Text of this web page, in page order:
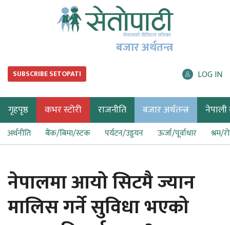
बजार अर्थतन्त्र
SUBSCRIBE SETOPATI LOG IN
गृहपृष्ठ कभर स्टोरी राजनीति बजार अर्थतन्त्र नेपाली
अर्थनीति बैंक/बिमा/स्टक पर्यटन/उड्डयन ऊर्जा/पूर्वाधार श्रम/
नेपालमा आयो सिटमै ज्यान
मालिस गर्ने सुविधा भएको